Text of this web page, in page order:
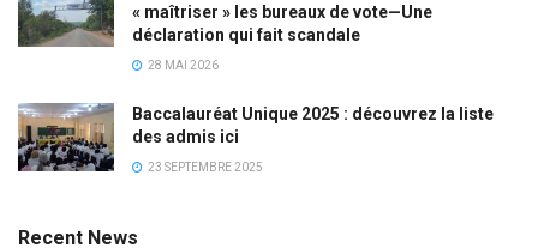
« maîtriser » les bureaux de vote—Une
déclaration qui fait scandale
28 MAI 2026
Baccalauréat Unique 2025 : découvrez la liste
des admis ici
23 SEPTEMBRE 2025
Recent News